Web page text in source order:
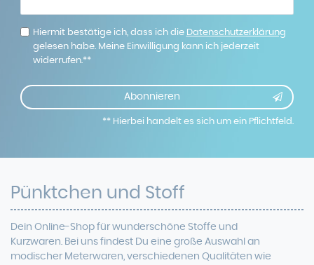
Hiermit bestätige ich, dass ich die Daten­schutz­erklärung
gelesen habe. Meine Einwilligung kann ich jederzeit
widerrufen.**
Abonnieren
** Hierbei handelt es sich um ein Pflichtfeld.
Pünktchen und Stoff
Dein Online-Shop für wunderschöne Stoffe und
Kurzwaren. Bei uns findest Du eine große Auswahl an
modischer Meterwaren, verschiedenen Qualitäten wie